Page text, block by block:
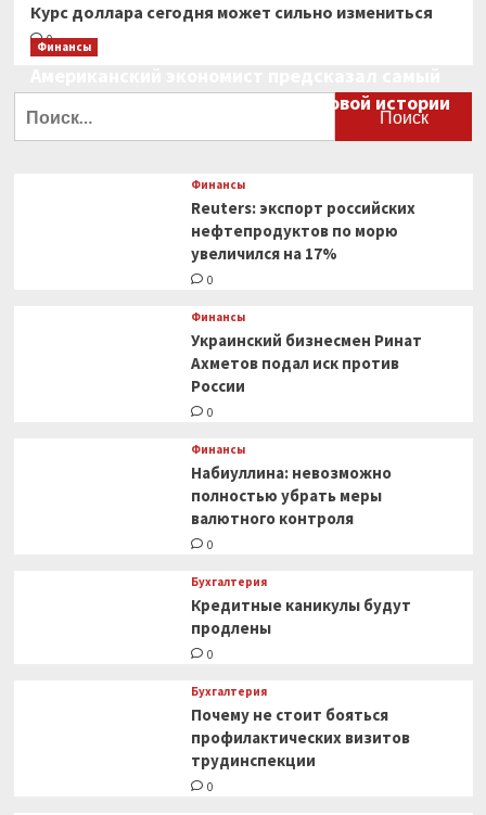
Курс доллара сегодня может сильно измениться
0
Финансы
большой финансовый крах в мировой истории
Финансы
Reuters: экспорт российских
нефтепродуктов по морю
увеличился на 17%
0
Финансы
Украинский бизнесмен Ринат
Ахметов подал иск против
России
0
Финансы
Набиуллина: невозможно
полностью убрать меры
валютного контроля
0
Бухгалтерия
Кредитные каникулы будут
продлены
0
Бухгалтерия
Почему не стоит бояться
профилактических визитов
трудинспекции
0